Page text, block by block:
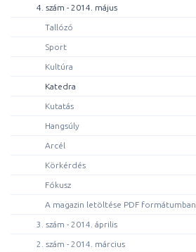
4. szám - 2014. május
Tallózó
Sport
Kultúra
Katedra
Kutatás
Hangsúly
Arcél
Körkérdés
Fókusz
A magazin letöltése PDF formátumban
3. szám - 2014. április
2. szám - 2014. március